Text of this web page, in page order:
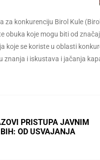
za konkurenciju Birol Kule
obuka koje mogu biti od
koje se koriste u oblasti
znanja i iskustava i jačanja
PRISTUPA JAVNIM
OD USVAJANJA